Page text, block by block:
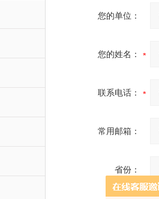
您的单位：
您的姓名：
联系电话：
常用邮箱：
省份：